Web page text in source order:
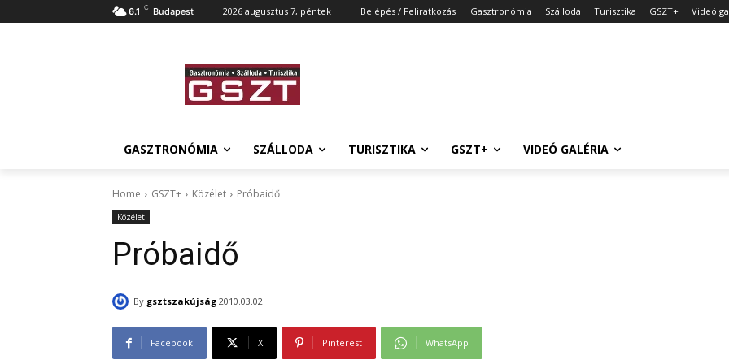
6.1 C Budapest 2026 augusztus 7, péntek Belépés / Feliratkozás Gasztronómia Szálloda Turisztika GSZT+ Videó
GASZTRONÓMIA SZÁLLODA TURISZTIKA GSZT+ VIDEÓ GALÉRIA
Home GSZT+ Közélet Próbaidő
Közélet
Próbaidő
By gsztszakújság 2010.03.02.
Facebook X Pinterest WhatsApp